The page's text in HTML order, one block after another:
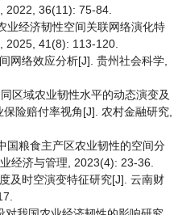
2022, 36(11): 75-84.
业经济韧性空间关联网络演化特
2025, 41(8): 113-120.
网络效应分析[J]. 贵州社会科学,
区域农业韧性水平的动态演变及
险赔付率视角[J]. 农村金融研究,
国粮食主产区农业韧性的空间分
经济与管理, 2023(4): 23-36.
及时空演变特征研究[J]. 云南财